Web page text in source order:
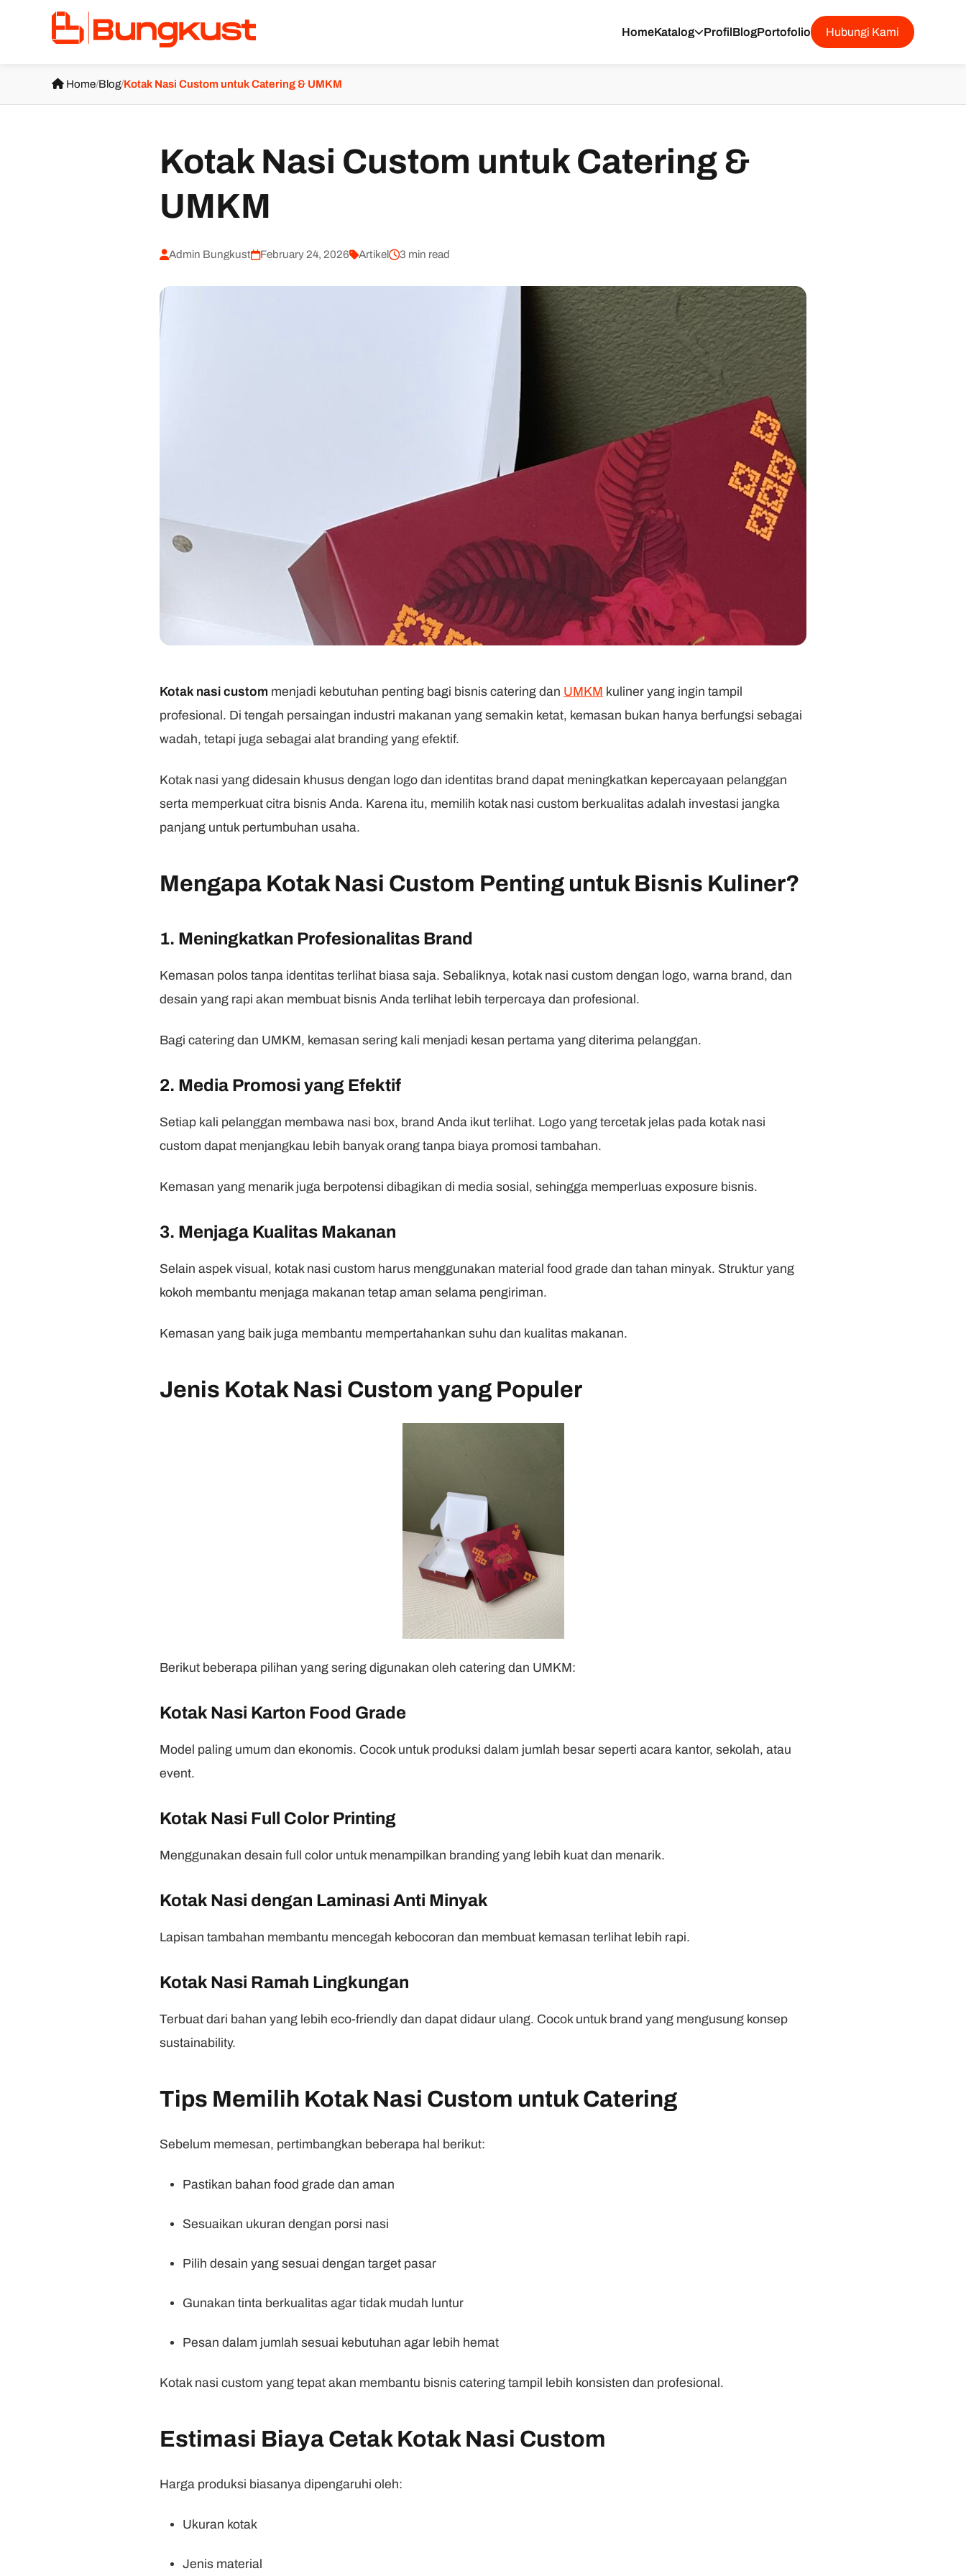
HomeKatalog ProfilBlogPortofolio Hubungi Kami
Home/Blog/Kotak Nasi Custom untuk Catering & UMKM
Kotak Nasi Custom untuk Catering &
UMKM
Admin Bungkust February 24, 2026 Artikel 3 min read
Kotak nasi custom menjadi kebutuhan penting bagi bisnis catering dan UMKM kuliner yang ingin tampil
profesional. Di tengah persaingan industri makanan yang semakin ketat, kemasan bukan hanya berfungsi sebagai
wadah, tetapi juga sebagai alat branding yang efektif.
Kotak nasi yang didesain khusus dengan logo dan identitas brand dapat meningkatkan kepercayaan pelanggan
serta memperkuat citra bisnis Anda. Karena itu, memilih kotak nasi custom berkualitas adalah investasi jangka
panjang untuk pertumbuhan usaha.
Mengapa Kotak Nasi Custom Penting untuk Bisnis Kuliner?
1. Meningkatkan Profesionalitas Brand
Kemasan polos tanpa identitas terlihat biasa saja. Sebaliknya, kotak nasi custom dengan logo, warna brand, dan
desain yang rapi akan membuat bisnis Anda terlihat lebih terpercaya dan profesional.
Bagi catering dan UMKM, kemasan sering kali menjadi kesan pertama yang diterima pelanggan.
2. Media Promosi yang Efektif
Setiap kali pelanggan membawa nasi box, brand Anda ikut terlihat. Logo yang tercetak jelas pada kotak nasi
custom dapat menjangkau lebih banyak orang tanpa biaya promosi tambahan.
Kemasan yang menarik juga berpotensi dibagikan di media sosial, sehingga memperluas exposure bisnis.
3. Menjaga Kualitas Makanan
Selain aspek visual, kotak nasi custom harus menggunakan material food grade dan tahan minyak. Struktur yang
kokoh membantu menjaga makanan tetap aman selama pengiriman.
Kemasan yang baik juga membantu mempertahankan suhu dan kualitas makanan.
Jenis Kotak Nasi Custom yang Populer
Berikut beberapa pilihan yang sering digunakan oleh catering dan UMKM:
Kotak Nasi Karton Food Grade
Model paling umum dan ekonomis. Cocok untuk produksi dalam jumlah besar seperti acara kantor, sekolah, atau
event.
Kotak Nasi Full Color Printing
Menggunakan desain full color untuk menampilkan branding yang lebih kuat dan menarik.
Kotak Nasi dengan Laminasi Anti Minyak
Lapisan tambahan membantu mencegah kebocoran dan membuat kemasan terlihat lebih rapi.
Kotak Nasi Ramah Lingkungan
Terbuat dari bahan yang lebih eco-friendly dan dapat didaur ulang. Cocok untuk brand yang mengusung konsep
sustainability.
Tips Memilih Kotak Nasi Custom untuk Catering
Sebelum memesan, pertimbangkan beberapa hal berikut:
Pastikan bahan food grade dan aman
Sesuaikan ukuran dengan porsi nasi
Pilih desain yang sesuai dengan target pasar
Gunakan tinta berkualitas agar tidak mudah luntur
Pesan dalam jumlah sesuai kebutuhan agar lebih hemat
Kotak nasi custom yang tepat akan membantu bisnis catering tampil lebih konsisten dan profesional.
Estimasi Biaya Cetak Kotak Nasi Custom
Harga produksi biasanya dipengaruhi oleh:
Ukuran kotak
Jenis material